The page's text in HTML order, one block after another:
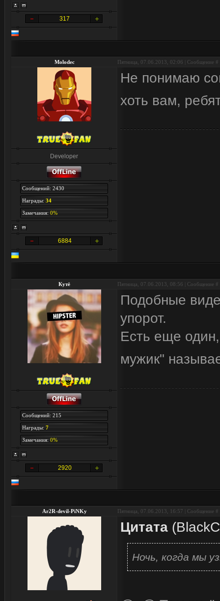
317
Molodec Пятница, 07.06.2013, 02:06 | Сообщение #
Developer
Сообщений: 2430
Награды: 34
Замечания: 0%
6884
Не понимаю
хоть вам,
Кутё Пятница, 07.06.2013, 08:56 | Сообщение #
Сообщений: 215
Награды: 7
Замечания: 0%
2920
Подобные
упорот.
Есть еще
мужик"
Ar2R-devil-PiNKy Пятница, 07.06.2013, 16:57 | Сообщение #
Цитата (
Ночь, когда мы